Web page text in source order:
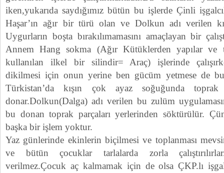
iken,yukarıda saydığımız bütün bu işlerde Çinli
Haşar’ın ağır bir türü olan ve Dolkun adı verilen
Uygurların boşta bırakılımamasını amaçlayan bir
Annem Hang sokma (Ağır Kütüklerden yapılar ve
kullanılan ilkel bir silindir= Araç) işlerinde
dikilmesi için onun yerine ben gücüm yetmese de bu
Türkistan’da kışın çok ayaz soğuğunda toprak
donar.Dolkun(Dalga) adı verilen bu zulüm
bu donan toprak parçaları yerlerinden söktürülür.
başka bir işlem yoktur.
Yaz günlerinde ekinlerin biçilmesi ve toplanması
ve bütün çocuklar tarlalarda zorla
verilmez.Çocuk aç kalmamak için de olsa ÇKP.lı